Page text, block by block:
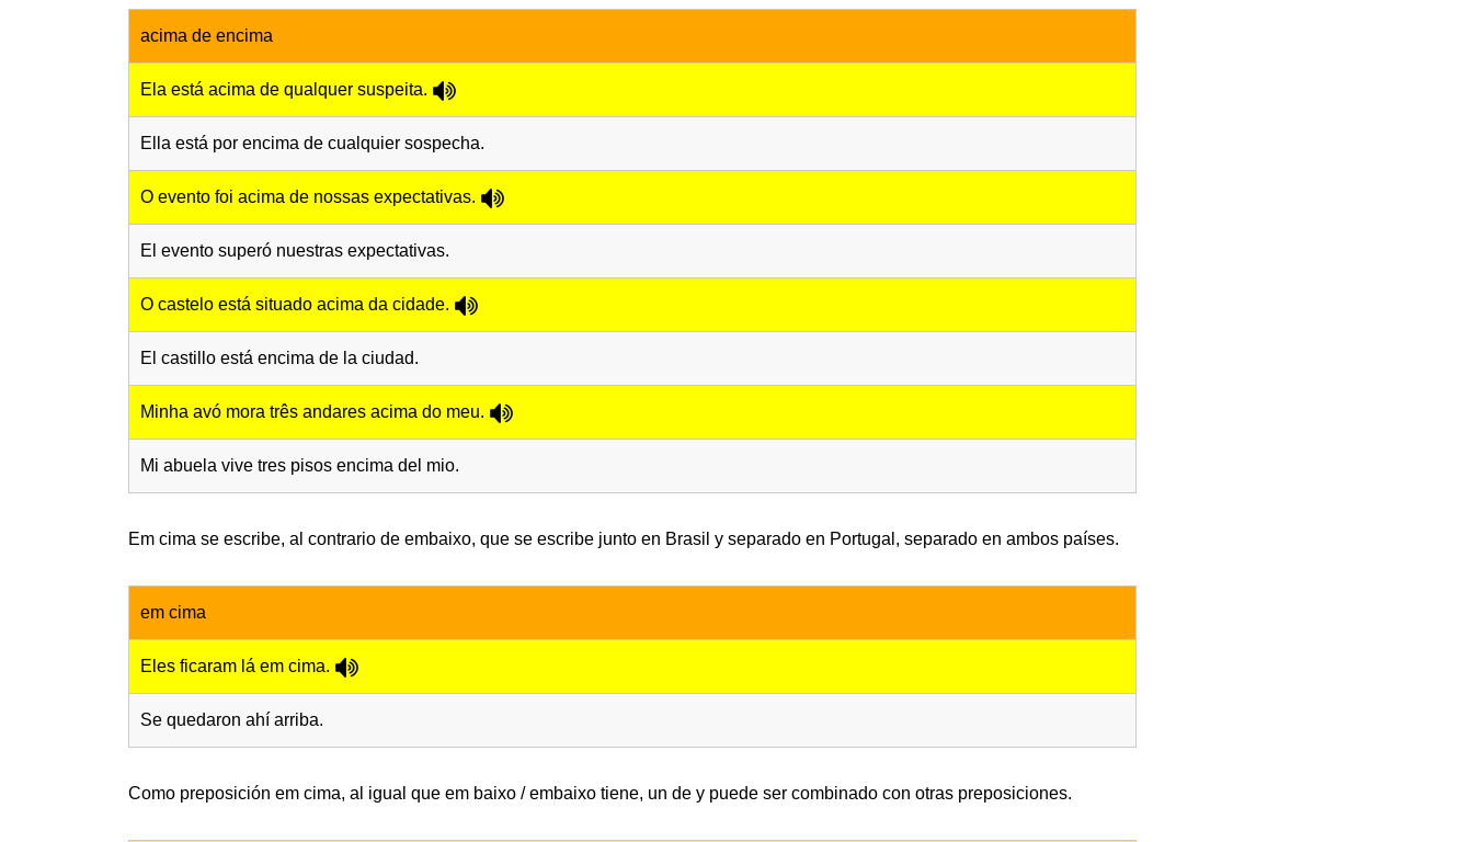
acima de encima
Ela está acima de qualquer suspeita.
Ella está por encima de cualquier sospecha.
O evento foi acima de nossas expectativas.
El evento superó nuestras expectativas.
O castelo está situado acima da cidade.
El castillo está encima de la ciudad.
Minha avó mora três andares acima do meu.
Mi abuela vive tres pisos encima del mio.
Em cima se escribe, al contrario de embaixo, que se escribe junto en Brasil y separado en Portugal, separado en ambos países.
em cima
Eles ficaram lá em cima.
Se quedaron ahí arriba.
Como preposición em cima, al igual que em baixo / embaixo tiene, un de y puede ser combinado con otras preposiciones.